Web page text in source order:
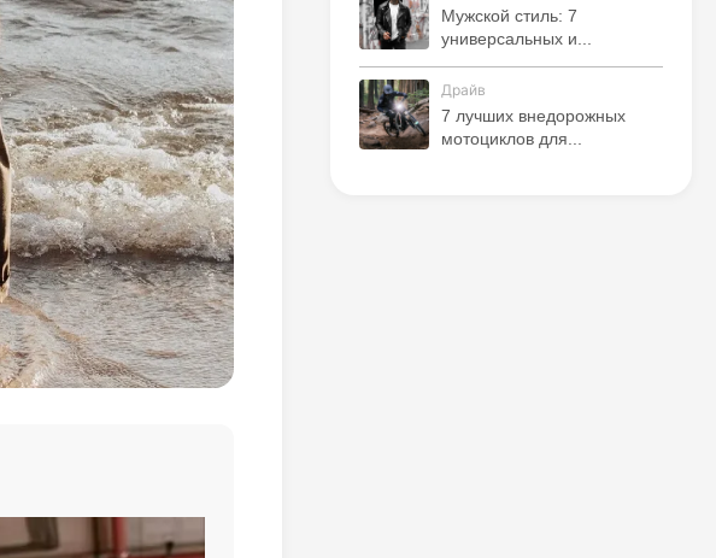
Мужской стиль: 7
универсальных и...
Драйв
7 лучших внедорожных
мотоциклов для...